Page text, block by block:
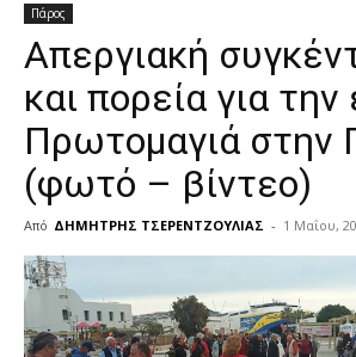
Πάρος
Απεργιακή
και πορεία για την
Πρωτομαγιά στην
(φωτό – βίντεο)
Από ΔΗΜΗΤΡΗΣ ΤΣΕΡΕΝΤΖΟΥΛΙΑΣ - 1 Μαΐου,